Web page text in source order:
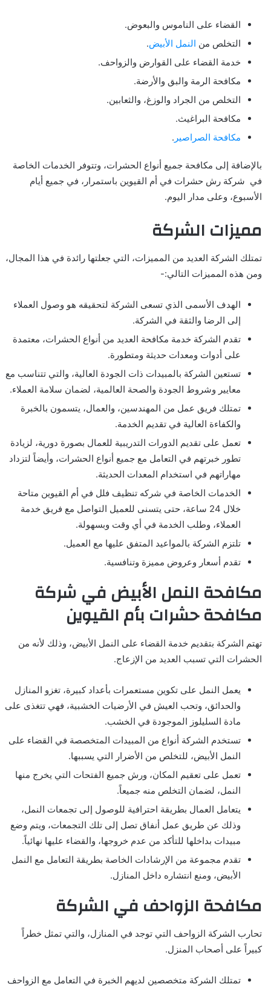
القضاء على الناموس والبعوض.
التخلص من النمل الأبيض.
خدمة القضاء على القوارض والزواحف.
مكافحة الرمة والبق والأرضة.
التخلص من الجراد والوزغ، والثعابين.
مكافحة البراغيث.
مكافحة الصراصير .
بالإضافة إلى مكافحة جميع أنواع الحشرات، وتتوفر الخدمات الخاصة
في شركة رش حشرات في أم القيوين باستمرار، في جميع أيام
الأسبوع، وعلى مدار اليوم.
مميزات الشركة
تمتلك الشركة العديد من المميزات، التي جعلتها رائدة في هذا المجال،
ومن هذه المميزات التالي:-
الهدف الأسمى الذي تسعى الشركة لتحقيقه هو وصول العملاء
إلى الرضا والثقة في الشركة.
تقدم الشركة خدمة مكافحة العديد من أنواع الحشرات، معتمدة
على أدوات ومعدات حديثة ومتطورة.
تستعين الشركة بالمبيدات ذات الجودة العالية، والتي تتناسب مع
معايير وشروط الجودة والصحة العالمية، لضمان سلامة العملاء.
تمتلك فريق عمل من المهندسين، والعمال، يتسمون بالخبرة
والكفاءة العالية في تقديم الخدمة.
تعمل على تقديم الدورات التدريبية للعمال بصورة دورية، لزيادة
تطور خبرتهم في التعامل مع جميع أنواع الحشرات، وأيضاً لتزداد
مهاراتهم في استخدام المعدات الحديثة.
الخدمات الخاصة في شركه تنظيف فلل في أم القيوين متاحة
خلال 24 ساعة، حتى يتسنى للعميل التواصل مع فريق خدمة
العملاء، وطلب الخدمة في أي وقت وبسهولة.
تلتزم الشركة بالمواعيد المتفق عليها مع العميل.
تقدم أسعار وعروض مميزة وتنافسية.
مكافحة النمل الأبيض في شركة
مكافحة حشرات بأم القيوين
تهتم الشركة بتقديم خدمة القضاء على النمل الأبيض، وذلك لأنه من
الحشرات التي تسبب العديد من الإزعاج.
يعمل النمل على تكوين مستعمرات بأعداد كبيرة، تغزو المنازل
والحدائق، وتحب العيش في الأرضيات الخشبية، فهي تتغذى على
مادة السليلوز الموجودة في الخشب.
تستخدم الشركة أنواع من المبيدات المتخصصة في القضاء على
النمل الأبيض، للتخلص من الأضرار التي يسببها.
تعمل على تعقيم المكان، ورش جميع الفتحات التي يخرج منها
النمل، لضمان التخلص منه جميعاً.
يتعامل العمال بطريقة احترافية للوصول إلى تجمعات النمل،
وذلك عن طريق عمل أنفاق تصل إلى تلك التجمعات، ويتم وضع
مبيدات بداخلها للتأكد من عدم خروجها، والقضاء عليها نهائياً.
تقدم مجموعة من الإرشادات الخاصة بطريقة التعامل مع النمل
الأبيض، ومنع انتشاره داخل المنازل.
مكافحة الزواحف في الشركة
تحارب الشركة الزواحف التي توجد في المنازل، والتي تمثل خطراً
كبيراً على أصحاب المنزل.
تمتلك الشركة متخصصين لديهم الخبرة في التعامل مع الزواحف